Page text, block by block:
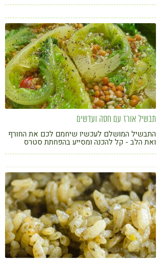
תבשיל אורז עם חסה ועדשים
התבשיל המושלם לעכשיו שיחמם לכם את החורף
ואת הלב - קל להכנה ומסייע בהפחתת סטרס